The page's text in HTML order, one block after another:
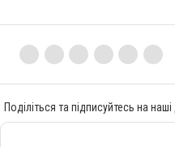
Поділіться та підписуйтесь на